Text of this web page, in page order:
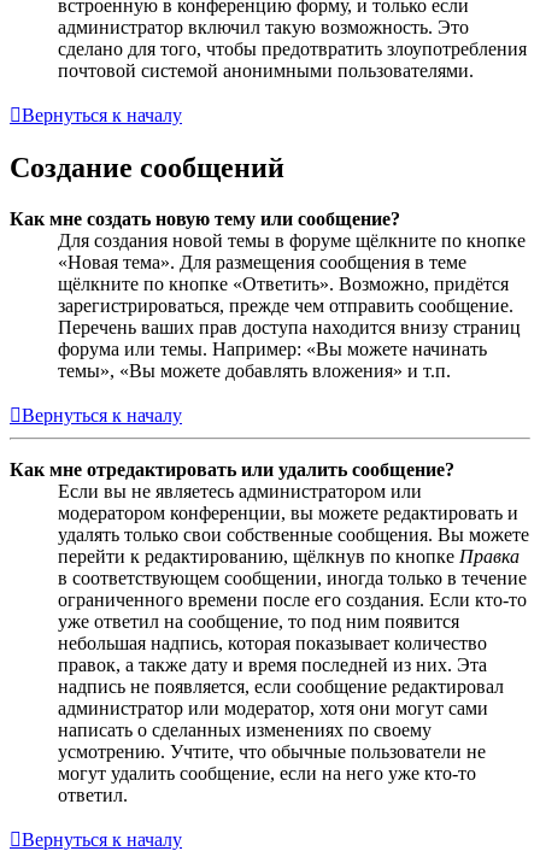
встроенную в конференцию форму, и только если
администратор включил такую возможность. Это
сделано для того, чтобы предотвратить злоупотребления
почтовой системой анонимными пользователями.
Вернуться к началу
Создание сообщений
Как мне создать новую тему или сообщение?
Для создания новой темы в форуме щёлкните по кнопке
«Новая тема». Для размещения сообщения в теме
щёлкните по кнопке «Ответить». Возможно, придётся
зарегистрироваться, прежде чем отправить сообщение.
Перечень ваших прав доступа находится внизу страниц
форума или темы. Например: «Вы можете начинать
темы», «Вы можете добавлять вложения» и т.п.
Вернуться к началу
Как мне отредактировать или удалить сообщение?
Если вы не являетесь администратором или
модератором конференции, вы можете редактировать и
удалять только свои собственные сообщения. Вы можете
перейти к редактированию, щёлкнув по кнопке Правка
в соответствующем сообщении, иногда только в течение
ограниченного времени после его создания. Если кто-то
уже ответил на сообщение, то под ним появится
небольшая надпись, которая показывает количество
правок, а также дату и время последней из них. Эта
надпись не появляется, если сообщение редактировал
администратор или модератор, хотя они могут сами
написать о сделанных изменениях по своему
усмотрению. Учтите, что обычные пользователи не
могут удалить сообщение, если на него уже кто-то
ответил.
Вернуться к началу